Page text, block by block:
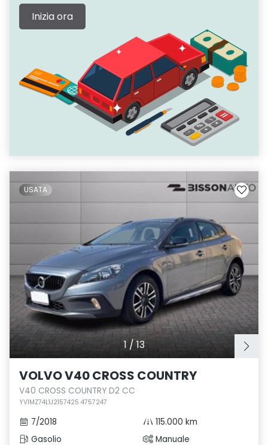
Inizia ora
1/13
USATA
VOLVO V40 CROSS COUNTRY
V40 CROSS COUNTRY D2 CC
YV1MZ74L1J2157425 4757247
7/2018
115.000 km
Gasolio
Manuale